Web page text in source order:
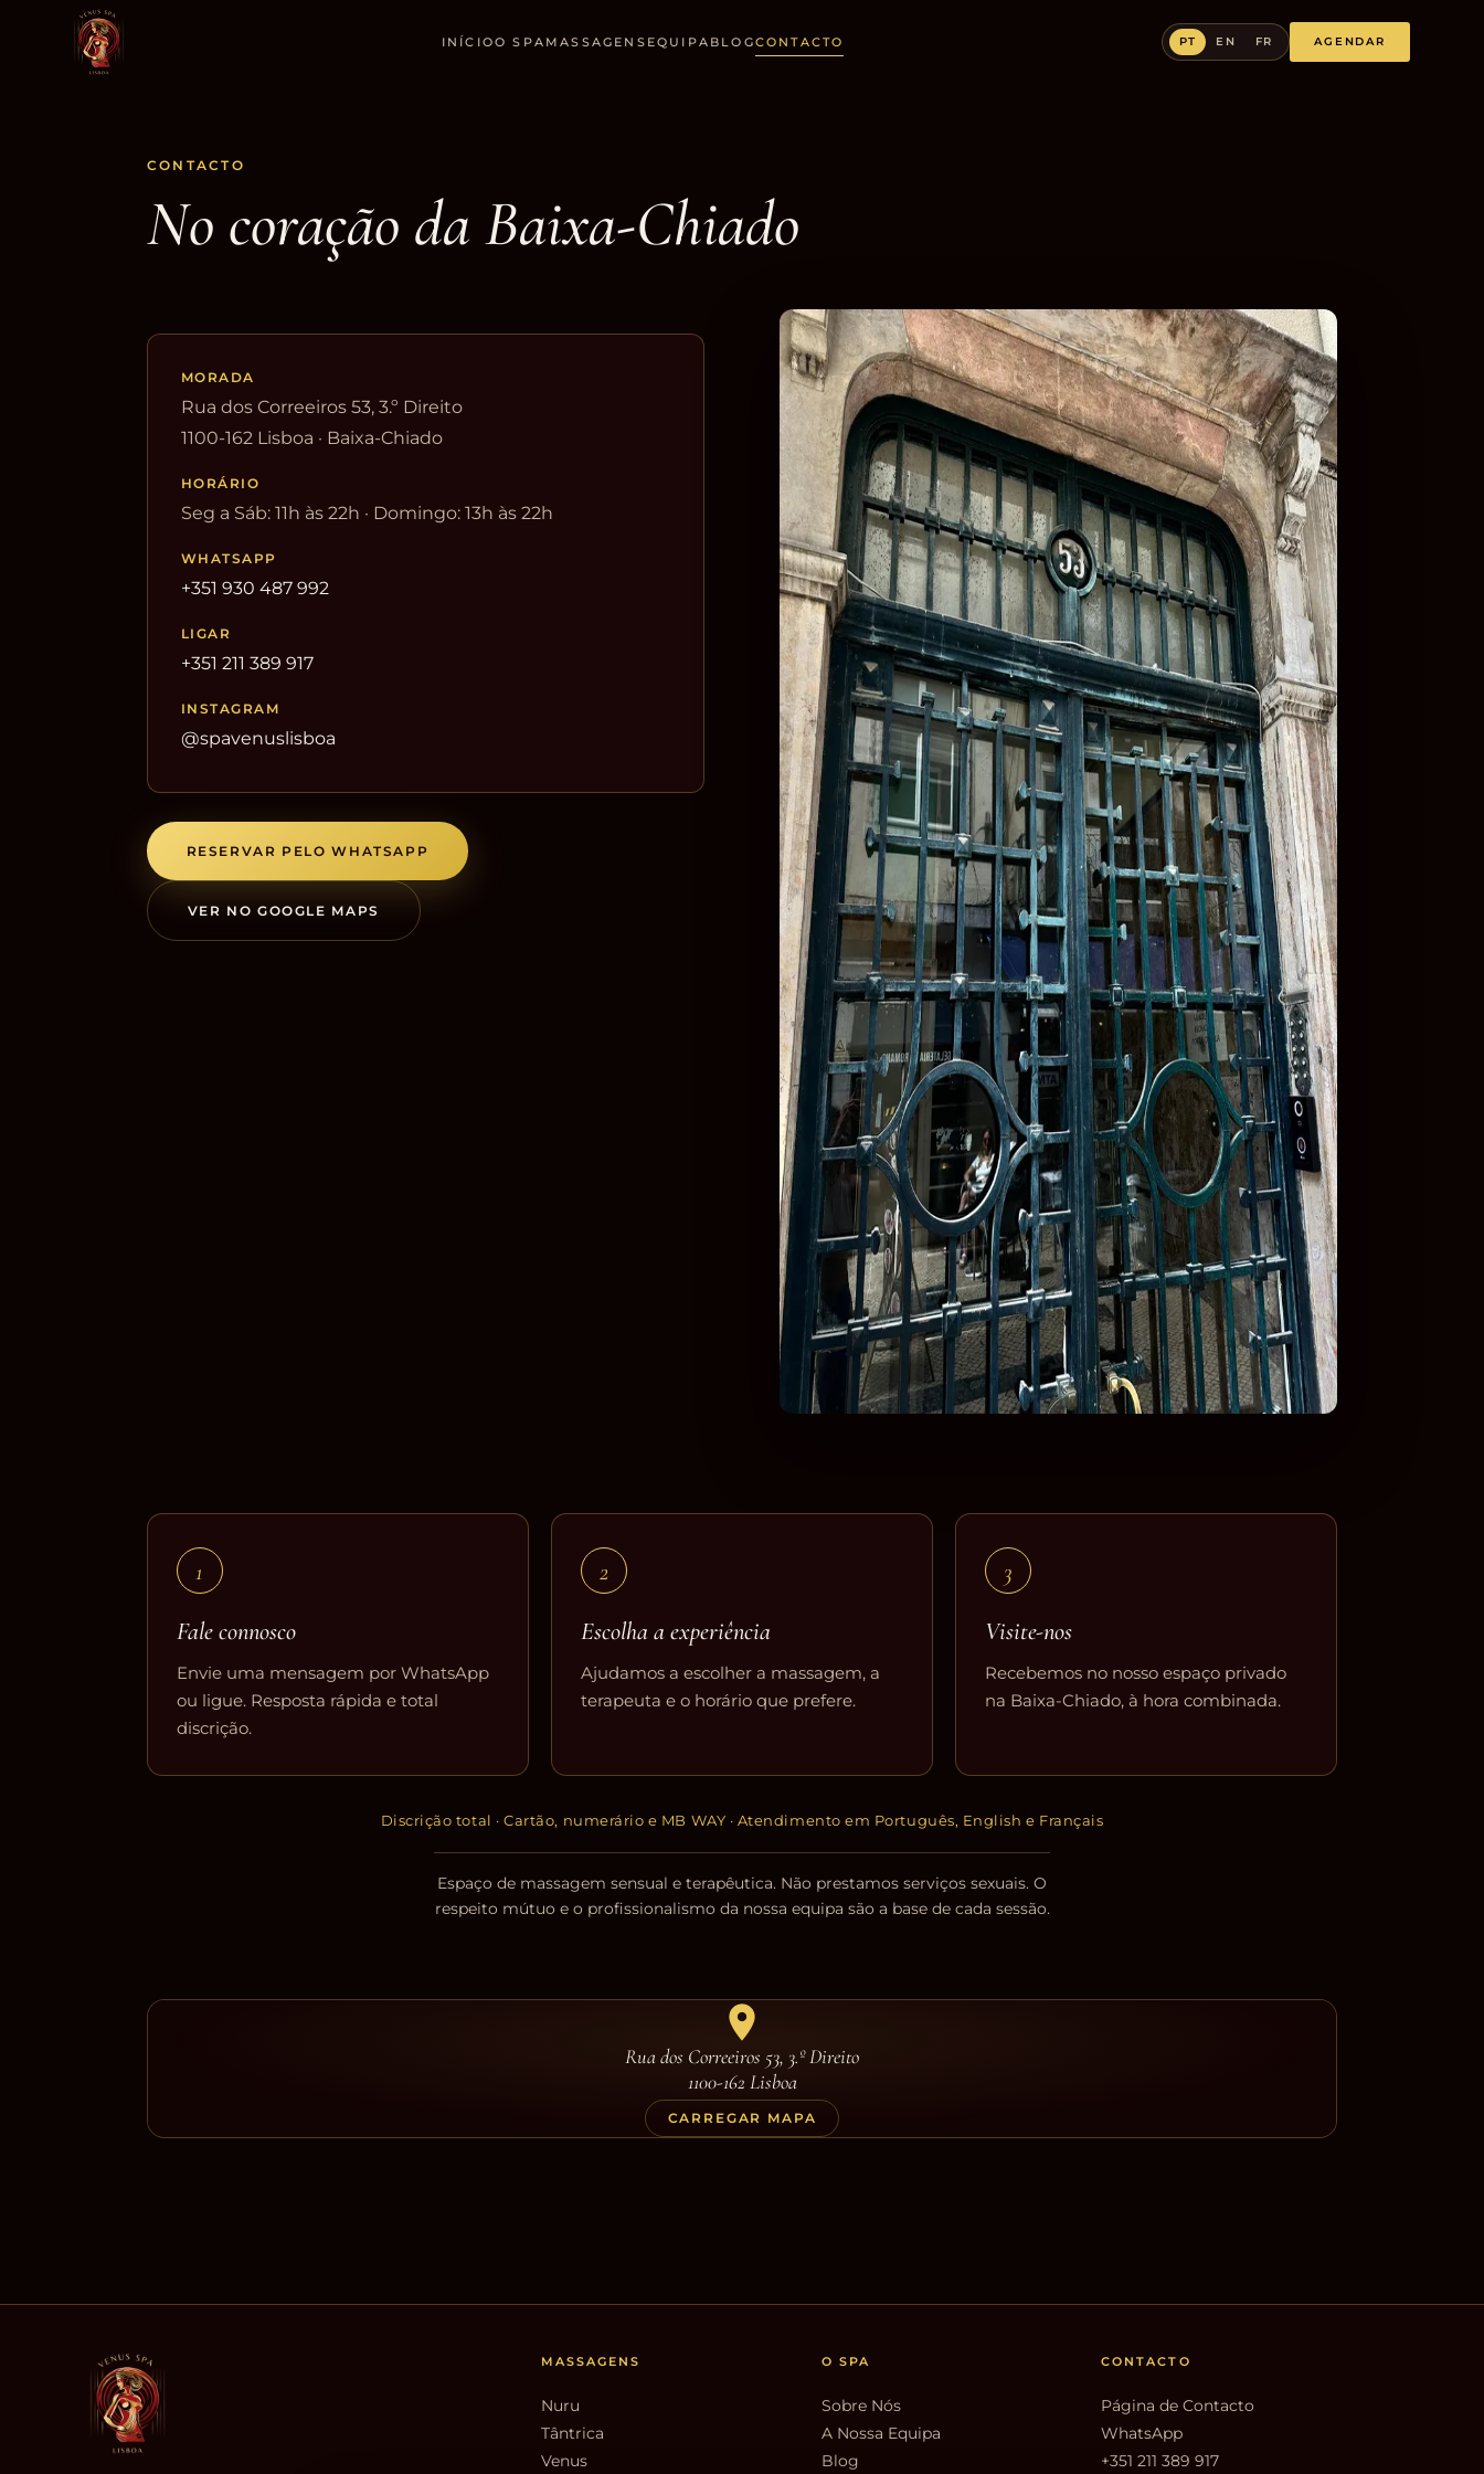
INÍCIOO SPA MASSAGENS EQUIPA BLOGCONTACTO PT EN FR AGENDAR
CONTACTO
No coração da Baixa-Chiado
MORADA
Rua dos Correeiros 53, 3.º Direito
1100-162 Lisboa · Baixa-Chiado
HORÁRIO
Seg a Sáb: 11h às 22h · Domingo: 13h às 22h
WHATSAPP
+351 930 487 992
LIGAR
+351 211 389 917
INSTAGRAM
@spavenuslisboa
RESERVAR PELO WHATSAPP
VER NO GOOGLE MAPS
1
Fale connosco
Envie uma mensagem por WhatsApp
ou ligue. Resposta rápida e total
discrição.
2
Escolha a experiência
Ajudamos a escolher a massagem, a
terapeuta e o horário que prefere.
3
Visite-nos
Recebemos no nosso espaço privado
na Baixa-Chiado, à hora combinada.
Discrição total · Cartão, numerário e MB WAY · Atendimento em Português, English e Français
Espaço de massagem sensual e terapêutica. Não prestamos serviços sexuais. O
respeito mútuo e o profissionalismo da nossa equipa são a base de cada sessão.
Rua dos Correeiros 53, 3.º Direito
1100-162 Lisboa
CARREGAR MAPA
MASSAGENS
Nuru
Tântrica
Venus
O SPA
Sobre Nós
A Nossa Equipa
Blog
CONTACTO
Página de Contacto
WhatsApp
+351 211 389 917